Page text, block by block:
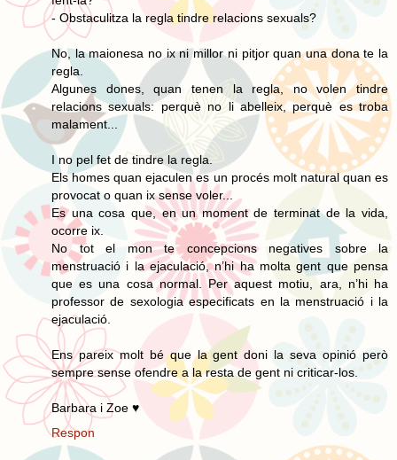
- Obstaculitza la regla tindre relacions sexuals?
No, la maionesa no ix ni millor ni pitjor quan una dona te la
regla.
Algunes dones, quan tenen la regla, no volen tindre
relacions sexuals: perquè no li abelleix, perquè es troba
malament...
I no pel fet de tindre la regla.
Els homes quan ejaculen es un procés molt natural quan es
provocat o quan ix sense voler...
Es una cosa que, en un moment de terminat de la vida,
ocorre ix.
No tot el mon te concepcions negatives sobre la
menstruació i la ejaculació, n’hi ha molta gent que pensa
que es una cosa normal. Per aquest motiu, ara, n’hi ha
professor de sexologia especificats en la menstruació i la
ejaculació.
Ens pareix molt bé que la gent doni la seva opinió però
sempre sense ofendre a la resta de gent ni criticar-los.
Barbara i Zoe ♥
Respon